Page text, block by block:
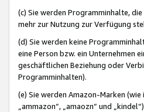
(c) Sie werden Programminhalte,
mehr zur Nutzung zur Verfügung
(d) Sie werden keine
eine Person bzw. ein Unternehmen
geschäftlichen Beziehung oder
Programminhalten).
(e) Sie werden Amazon-Marken (wie
„ammazon“, „amaozn“ und